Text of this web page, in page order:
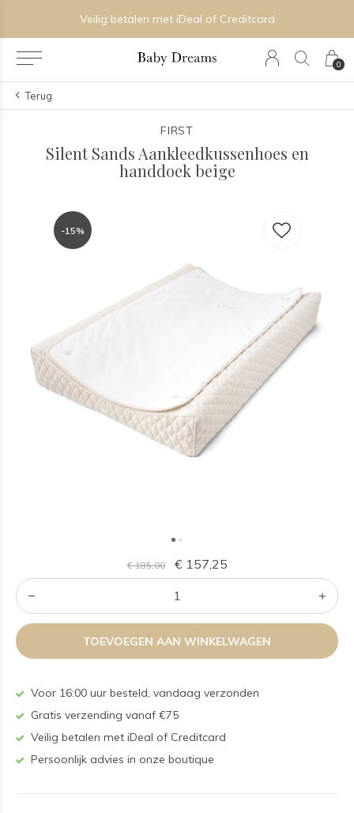
0
Veilig betalen met iDeal of Creditcard
Terug
FIRST
Silent Sands Aankleedkussenhoes en
handdoek beige
-15%
€ 185,00 € 157,25
TOEVOEGEN AAN WINKELWAGEN
Voor 16:00 uur besteld, vandaag verzonden
Gratis verzending vanaf €75
Veilig betalen met iDeal of Creditcard
Persoonlijk advies in onze boutique